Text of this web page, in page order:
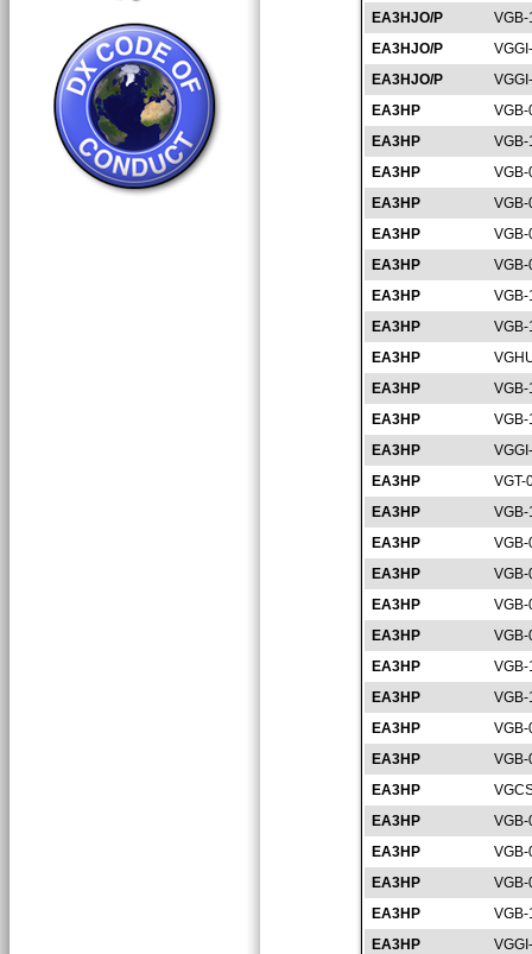
EA3HJO/P
EA3HJO/P
EA3HJO/P
EA3HP
EA3HP
EA3HP
EA3HP
EA3HP
EA3HP
EA3HP
EA3HP
EA3HP
EA3HP
EA3HP
EA3HP
EA3HP
VGT-
EA3HP
EA3HP
EA3HP
EA3HP
EA3HP
EA3HP
EA3HP
EA3HP
EA3HP
EA3HP
EA3HP
EA3HP
EA3HP
EA3HP
VGB-
EA3HP